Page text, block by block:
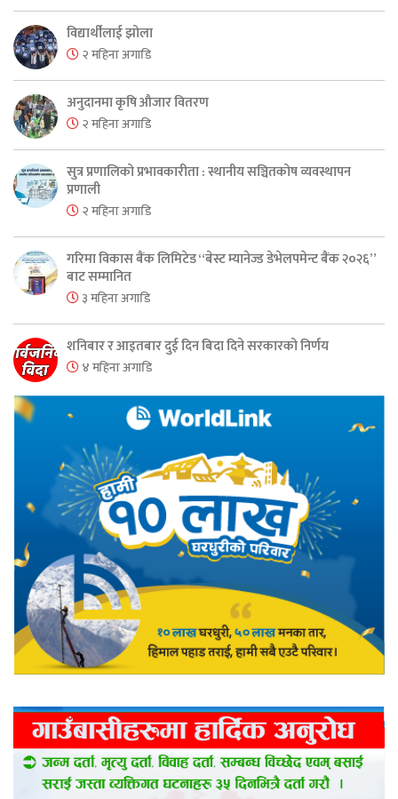
विद्यार्थीलाई झोला
२ महिना अगाडि
अनुदानमा कृषि औजार वितरण
२ महिना अगाडि
सुत्र प्रणालिको प्रभावकारीता : स्थानीय सञ्चितकोष व्यवस्थापन
प्रणाली
२ महिना अगाडि
गरिमा विकास बैंक लिमिटेड “बेस्ट म्यानेज्ड डेभेलपमेन्ट बैंक २०२६”
बाट सम्मानित
३ महिना अगाडि
शनिबार र आइतबार दुई दिन बिदा दिने सरकारको निर्णय
४ महिना अगाडि